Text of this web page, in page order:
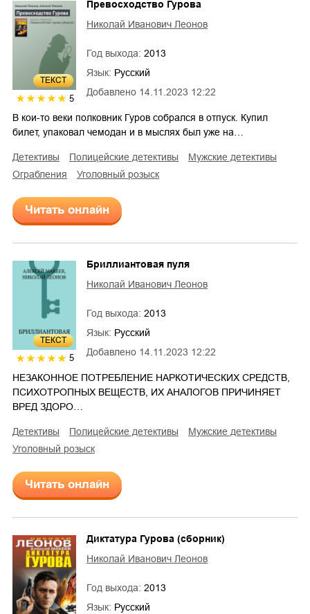
ТЕКСТ
5
Добавлено 14.11.2023 12:22
Превосходство Гурова
Николай Иванович Леонов
Год выхода: 2013
Язык: Русский
В кои-то веки полковник Гуров собрался в отпуск. Купил
билет, упаковал чемодан и в мыслях был уже на…
детективы полицейские детективы
мужские детективы
ограбления
уголовный розыск
Читать онлайн
ТЕКСТ
5
Добавлено 14.11.2023 12:22
Бриллиантовая пуля
Николай Иванович Леонов
Год выхода: 2013
Язык: Русский
НЕЗАКОННОЕ ПОТРЕБЛЕНИЕ НАРКОТИЧЕСКИХ СРЕДСТВ,
ПСИХОТРОПНЫХ ВЕЩЕСТВ, ИХ АНАЛОГОВ ПРИЧИНЯЕТ
ВРЕД ЗДОРО…
детективы полицейские детективы
мужские детективы
уголовный розыск
Читать онлайн
Диктатура Гурова (сборник)
Николай Иванович Леонов
Год выхода: 2013
Язык: Русский